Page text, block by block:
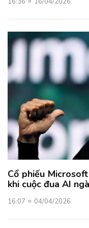
Cổ phiếu
khi cuộc đua AI
16:07 04/04/2026